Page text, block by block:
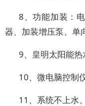
8、功能加装：
器、加装增压泵、单
9、皇明太阳能热
10、微电脑控制
11、系统不上水